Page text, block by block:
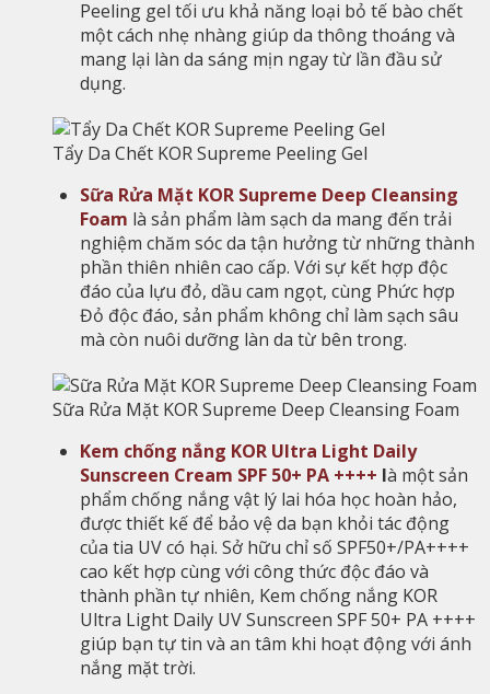
Peeling gel tối ưu khả năng loại bỏ tế bào chết
một cách nhẹ nhàng giúp da thông thoáng và
mang lại làn da sáng mịn ngay từ lần đầu sử
dụng.
Tẩy Da Chết KOR Supreme Peeling Gel
Sữa Rửa Mặt KOR Supreme Deep Cleansing
Foam là sản phẩm làm sạch da mang đến trải
nghiệm chăm sóc da tận hưởng từ những thành
phần thiên nhiên cao cấp. Với sự kết hợp độc
đáo của lựu đỏ, dầu cam ngọt, cùng Phức hợp
Đỏ độc đáo, sản phẩm không chỉ làm sạch sâu
mà còn nuôi dưỡng làn da từ bên trong.
Sữa Rửa Mặt KOR Supreme Deep Cleansing Foam
Kem chống nắng KOR Ultra Light Daily
Sunscreen Cream SPF 50+ PA ++++ là một sản
phẩm chống nắng vật lý lai hóa học hoàn hảo,
được thiết kế để bảo vệ da bạn khỏi tác động
của tia UV có hại. Sở hữu chỉ số SPF50+/PA++++
cao kết hợp cùng với công thức độc đáo và
thành phần tự nhiên, Kem chống nắng KOR
Ultra Light Daily UV Sunscreen SPF 50+ PA ++++
giúp bạn tự tin và an tâm khi hoạt động với ánh
nắng mặt trời.